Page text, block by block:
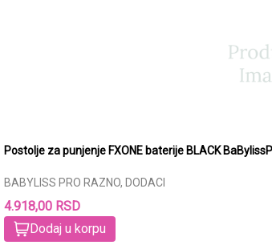
Postolje za punjenje FXONE baterije BLACK
BABYLISS PRO RAZNO, DODACI
4.918,00 RSD
Dodaj u korpu